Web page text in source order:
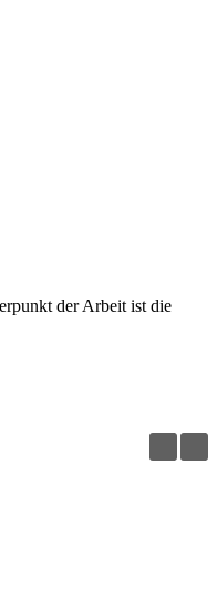
der Arbeit ist die